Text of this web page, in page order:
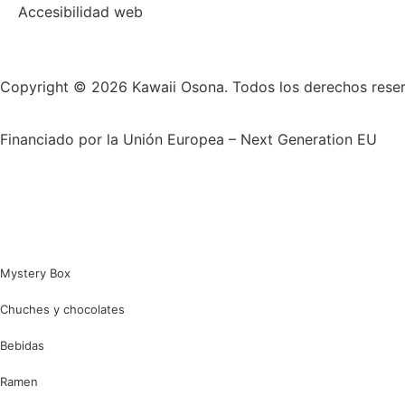
Accesibilidad web
Copyright © 2026 Kawaii Osona. Todos los derechos
Financiado por la Unión Europea – Next Generation EU
Mystery Box
Chuches y chocolates
Bebidas
Ramen